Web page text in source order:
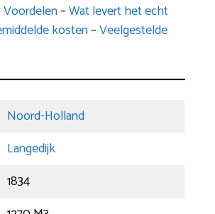
Voordelen–Wat levert het echt
kosten–Veelgestelde
Noord-Holland
Langedijk
1834